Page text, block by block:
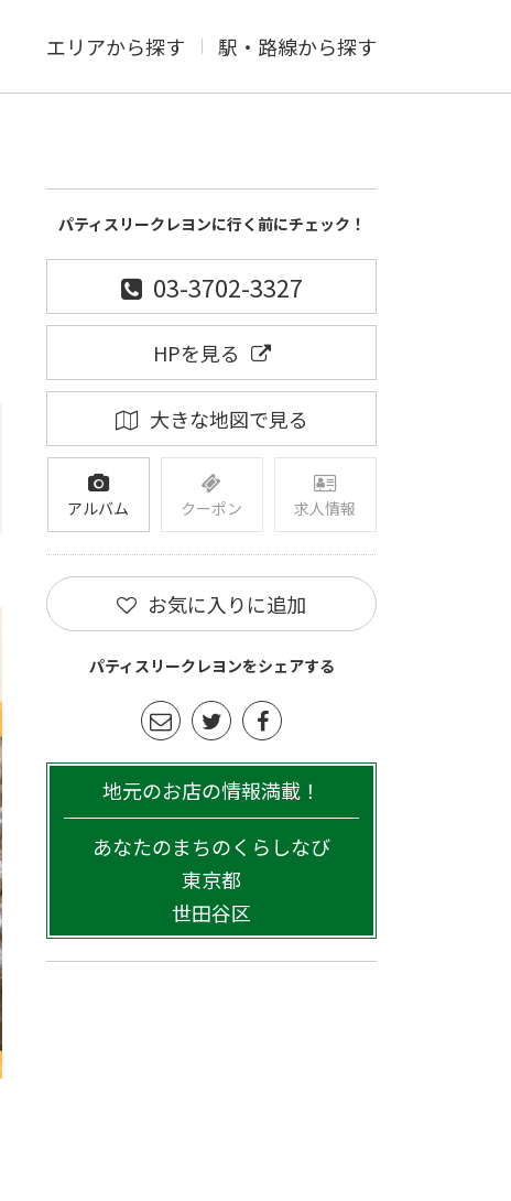
エリアから探す 駅・路線から探す
パティスリークレヨンに行く前にチェック！
03-3702-3327
HPを見る
大きな地図で見る
アルバム クーポン 求人情報
お気に入りに追加
パティスリークレヨンをシェアする
地元のお店の情報満載！
あなたのまちのくらしなび
東京都
世田谷区